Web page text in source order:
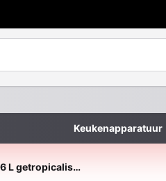
Keukenapparatuur
Koelkast 546 L getropicaliseerd